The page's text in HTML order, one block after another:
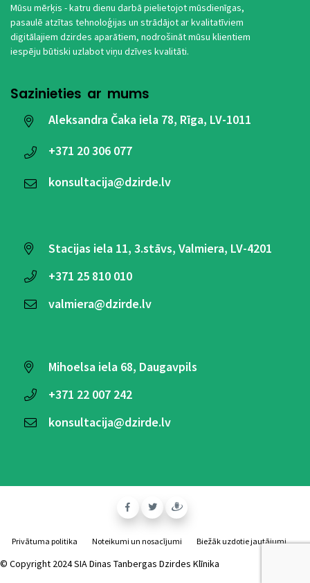
Mūsu mērķis - katru dienu darbā pielietojot mūsdienīgas,
pasaulē atzītas tehnoloģijas un strādājot ar kvalitatīviem
digitālajiem dzirdes aparātiem, nodrošināt mūsu klientiem
iespēju būtiski uzlabot viņu dzīves kvalitāti.
Sazinieties ar mums
Aleksandra Čaka iela 78, Rīga, LV-1011
+371 20 306 077
konsultacija@dzirde.lv
Stacijas iela 11, 3.stāvs, Valmiera, LV-4201
+371 25 810 010
valmiera@dzirde.lv
Mihoelsa iela 68, Daugavpils
+371 22 007 242
konsultacija@dzirde.lv
Privātuma politika Noteikumi un nosacījumi Biežāk uzdotie jautājumi
© Copyright 2024 SIA Dinas Tanbergas Dzirdes Klīnika